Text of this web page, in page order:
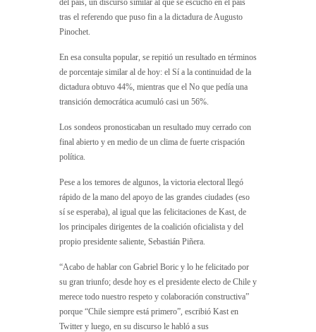
tras el referendo que puso fin a la dictadura de Augusto
Pinochet.
En esa consulta popular, se repitió un resultado en términos
de porcentaje similar al de hoy: el Sí a la continuidad de la
dictadura obtuvo 44%, mientras que el No que pedía una
transición democrática acumuló casi un 56%.
Los sondeos pronosticaban un resultado muy cerrado con
final abierto y en medio de un clima de fuerte crispación
política.
Pese a los temores de algunos, la victoria electoral llegó
rápido de la mano del apoyo de las grandes ciudades (eso
sí se esperaba), al igual que las felicitaciones de Kast, de
los principales dirigentes de la coalición oficialista y del
propio presidente saliente, Sebastián Piñera.
“Acabo de hablar con Gabriel Boric y lo he felicitado por
su gran triunfo; desde hoy es el presidente electo de Chile y
merece todo nuestro respeto y colaboración constructiva”
porque “Chile siempre está primero”, escribió Kast en
Twitter y luego, en su discurso le habló a sus